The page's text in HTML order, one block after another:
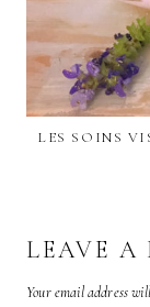
LES SOINS
LEAVE A
Your email address